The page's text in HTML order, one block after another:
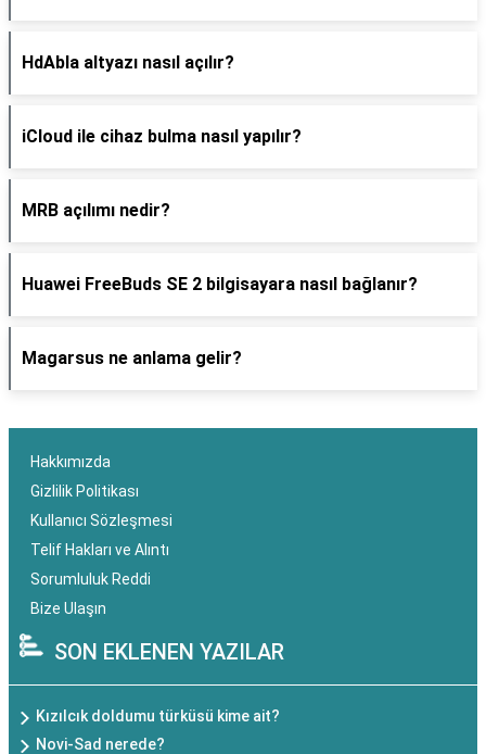
HdAbla altyazı nasıl açılır?
iCloud ile cihaz bulma nasıl yapılır?
MRB açılımı nedir?
Huawei FreeBuds SE 2 bilgisayara nasıl bağlanır?
Magarsus ne anlama gelir?
Hakkımızda
Gizlilik Politikası
Kullanıcı Sözleşmesi
Telif Hakları ve Alıntı
Sorumluluk Reddi
Bize Ulaşın
SON EKLENEN YAZILAR
Kızılcık doldumu türküsü kime ait?
Novi-Sad nerede?